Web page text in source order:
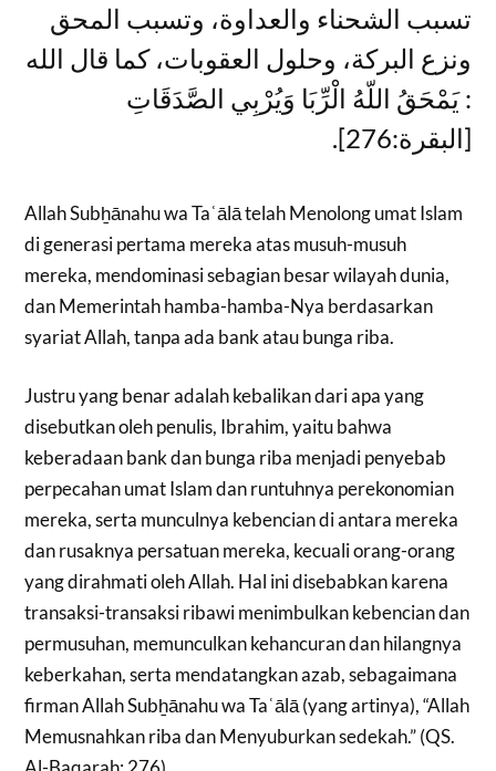
تسبب الشحناء والعداوة، وتسبب المحق
ونزع البركة، وحلول العقوبات، كما قال الله
: يَمْحَقُ اللّهُ الْرِّبَا وَيُرْبِي الصَّدَقَاتِ
[البقرة:276].
Allah Subẖānahu wa Taʿālā telah Menolong umat Islam
di generasi pertama mereka atas musuh-musuh
mereka, mendominasi sebagian besar wilayah dunia,
dan Memerintah hamba-hamba-Nya berdasarkan
syariat Allah, tanpa ada bank atau bunga riba.
Justru yang benar adalah kebalikan dari apa yang
disebutkan oleh penulis, Ibrahim, yaitu bahwa
keberadaan bank dan bunga riba menjadi penyebab
perpecahan umat Islam dan runtuhnya perekonomian
mereka, serta munculnya kebencian di antara mereka
dan rusaknya persatuan mereka, kecuali orang-orang
yang dirahmati oleh Allah. Hal ini disebabkan karena
transaksi-transaksi ribawi menimbulkan kebencian dan
permusuhan, memunculkan kehancuran dan hilangnya
keberkahan, serta mendatangkan azab, sebagaimana
firman Allah Subẖānahu wa Taʿālā (yang artinya), “Allah
Memusnahkan riba dan Menyuburkan sedekah.” (QS.